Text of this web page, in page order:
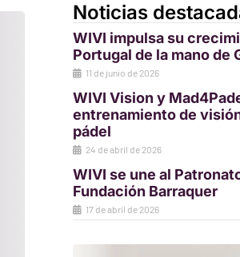
Noticias
WIVI impulsa su
Portugal de la mano de
11 de junio de 2026
WIVI Vision y
entrenamiento de
pádel
24 de abril de 2026
WIVI se une al
Fundación Barraquer
17 de abril de 2026